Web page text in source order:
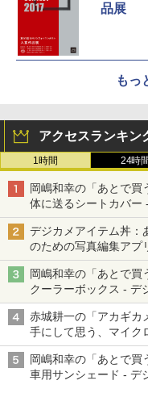
品展
もっ
アクセスランキン
1時間 24時
岡嶋和幸の「あとで
体に送るシートカバー
デジカメアイテム丼：
のための写真編集アプ
る「Filmator」
岡嶋和幸の「あとで
クーラーボックス - デ
赤城耕一の「アカギカ
手にして思う、マイ
岡嶋和幸の「あとで買
車用サンシェード - デ